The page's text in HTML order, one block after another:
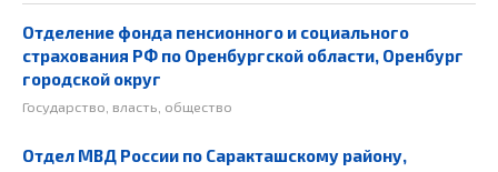
Отделение фонда пенсионного и социального
страхования РФ по Оренбургской области, Оренбург
городской округ
Государство, власть, общество
Отдел МВД России по Саракташскому району,